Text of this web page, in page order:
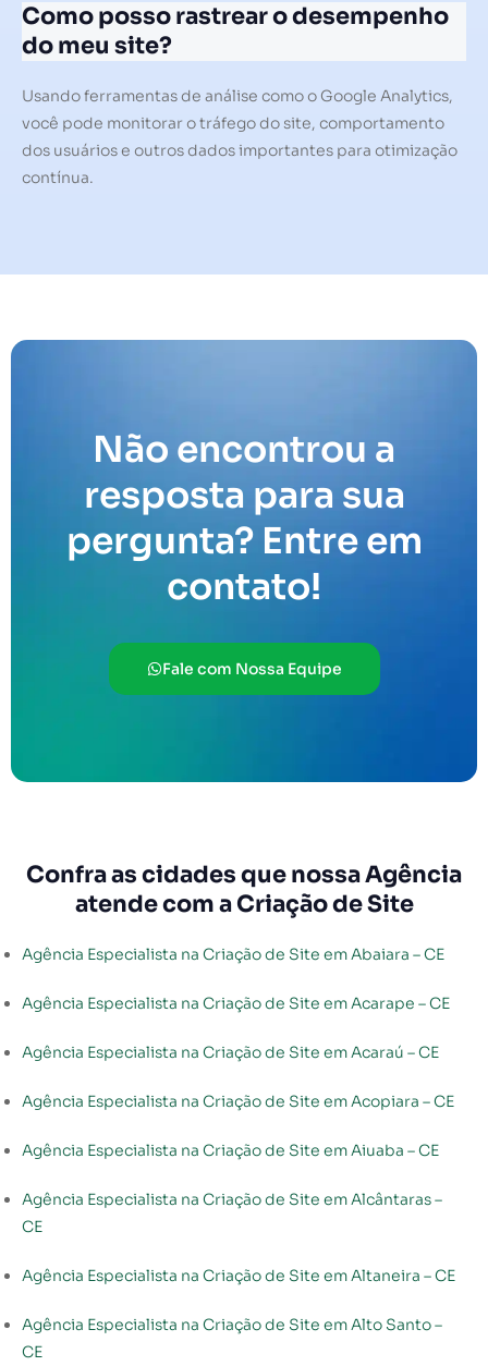
Como posso rastrear o desempenho
do meu site?
Usando ferramentas de análise como o Google Analytics,
você pode monitorar o tráfego do site, comportamento
dos usuários e outros dados importantes para otimização
contínua.
Não encontrou a
resposta para sua
pergunta? Entre em
contato!
Fale com Nossa Equipe
Confra as cidades que nossa Agência
atende com a Criação de Site
Agência Especialista na Criação de Site em Abaiara – CE
Agência Especialista na Criação de Site em Acarape – CE
Agência Especialista na Criação de Site em Acaraú – CE
Agência Especialista na Criação de Site em Acopiara – CE
Agência Especialista na Criação de Site em Aiuaba – CE
Agência Especialista na Criação de Site em Alcântaras –
CE
Agência Especialista na Criação de Site em Altaneira – CE
Agência Especialista na Criação de Site em Alto Santo –
CE